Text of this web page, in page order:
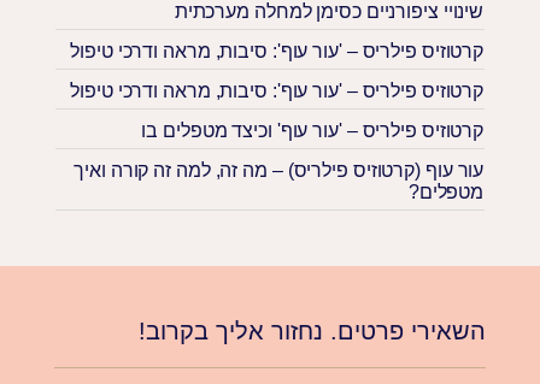
השאירי פרטים. נחזור אליך בקרוב!
שינויי ציפורניים כסימן למחלה מערכתית
קרטוזיס פילריס – 'עור עוף': סיבות, מראה ודרכי טיפול
קרטוזיס פילריס – 'עור עוף': סיבות, מראה ודרכי טיפול
קרטוזיס פילריס – 'עור עוף' וכיצד מטפלים בו
עור עוף (קרטוזיס פילריס) – מה זה, למה זה קורה ואיך
מטפלים?